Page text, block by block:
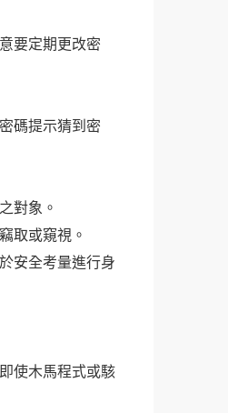
要定期更改密
碼提示猜到密
對象。
取或窺視。
安全考量進行身
使木馬程式或駭